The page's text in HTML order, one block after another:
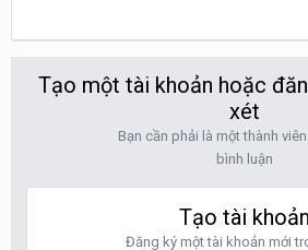
Tạo một tài khoản hoặc
xét
Bạn cần phải là một thành
bình luận
Tạo tài khoản
Đăng ký một tài khoản mới